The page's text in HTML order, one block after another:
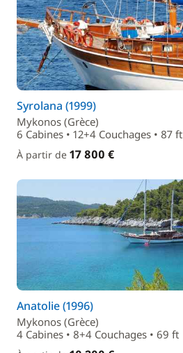
Syrolana (1999)
Mykonos (Grèce)
6 Cabines • 12+4 Couchages • 87 ft
À partir de 17 800 €
Anatolie (1996)
Mykonos (Grèce)
4 Cabines • 8+4 Couchages • 69 ft